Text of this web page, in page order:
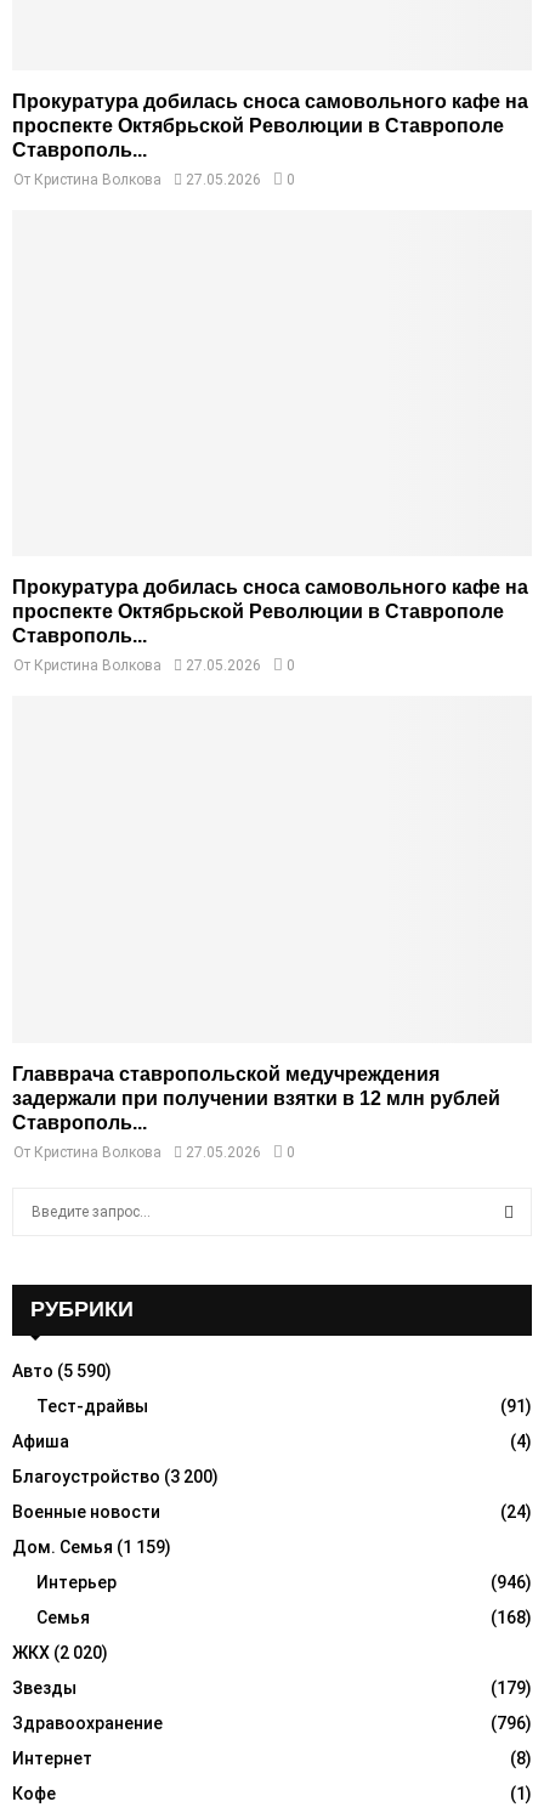
Прокуратура добилась сноса самовольного кафе на
проспекте Октябрьской Революции в Ставрополе
Ставрополь...
От Кристина Волкова 27.05.2026 0
Прокуратура добилась сноса самовольного кафе на
проспекте Октябрьской Революции в Ставрополе
Ставрополь...
От Кристина Волкова 27.05.2026 0
Главврача ставропольской медучреждения
задержали при получении взятки в 12 млн рублей
Ставрополь...
От Кристина Волкова 27.05.2026 0
o
R
C
H
РУБРИКИ
Авто (5 590)
Тест-драйвы
(91)
Афиша
(4)
Благоустройство (3 200)
Военные новости
(24)
Дом. Семья (1 159)
Интерьер
(946)
Семья
(168)
ЖКХ (2 020)
Звезды
(179)
Здравоохранение
(796)
Интернет
(8)
Кофе
(1)